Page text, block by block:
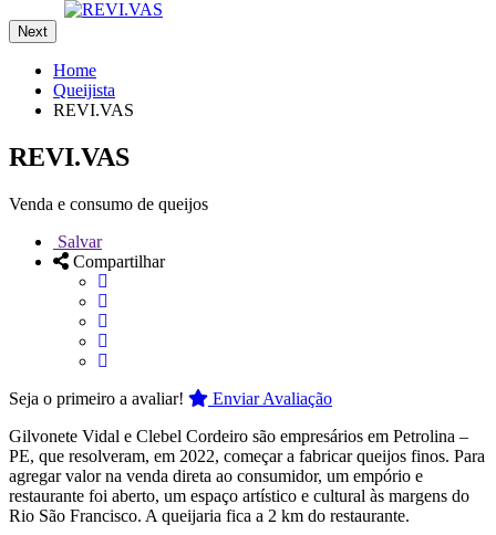
Next
Home
Queijista
REVI.VAS
REVI.VAS
Venda e consumo de queijos
Salvar
Compartilhar
Seja o primeiro a avaliar!
Enviar Avaliação
Gilvonete Vidal e Clebel Cordeiro são empresários em Petrolina –
PE, que resolveram, em 2022, começar a fabricar queijos finos. Para
agregar valor na venda direta ao consumidor, um empório e
restaurante foi aberto, um espaço artístico e cultural às margens do
Rio São Francisco. A queijaria fica a 2 km do restaurante.